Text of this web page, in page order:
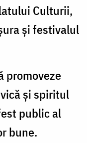
Culturii,
și festivalul
promoveze
și spiritul
public al
bune.